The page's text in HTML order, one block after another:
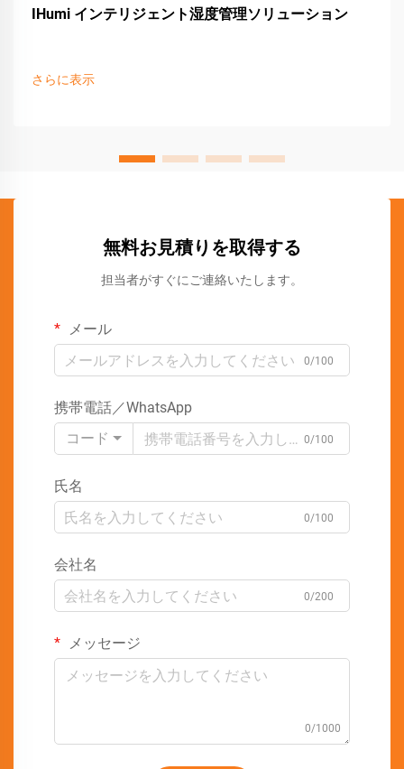
IHumi インテリジェント湿度管理ソリューション
さらに表示
無料お見積りを取得する
担当者がすぐにご連絡いたします。
メール
0/100
携帯電話／WhatsApp
コード
0/100
氏名
0/100
会社名
0/200
メッセージ
0/1000